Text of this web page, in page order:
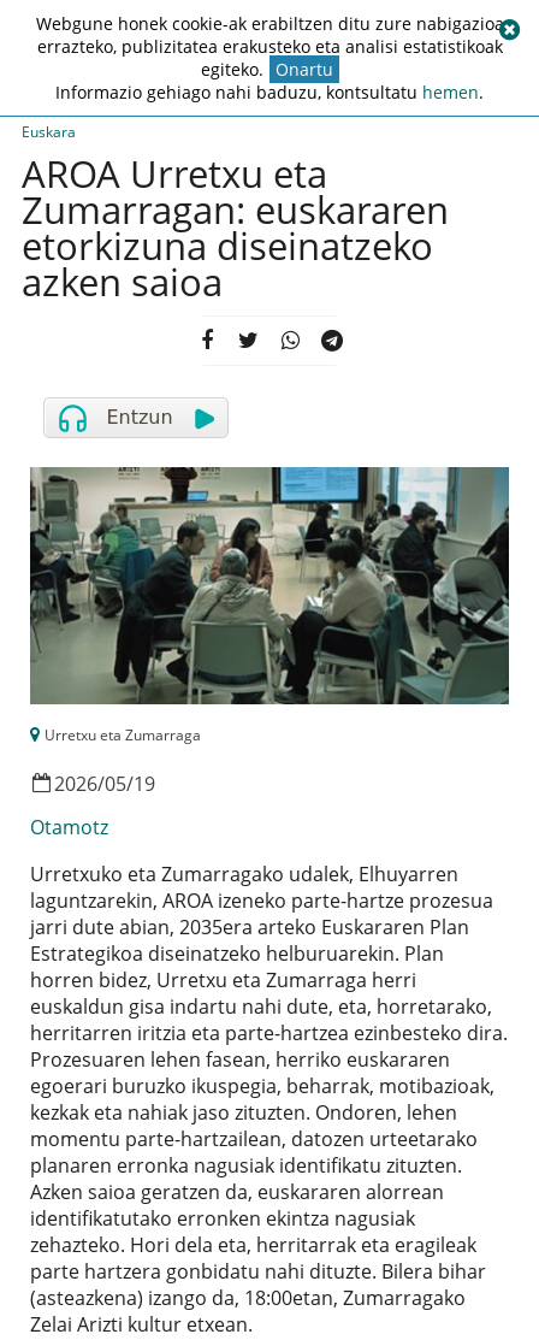
Euskara
AROA Urretxu eta
Zumarragan: euskararen
etorkizuna diseinatzeko
azken saioa
Urretxu eta Zumarraga
2026/05/19
Otamotz
Urretxuko eta Zumarragako udalek, Elhuyarren
laguntzarekin, AROA izeneko parte-hartze prozesua
jarri dute abian, 2035era arteko Euskararen Plan
Estrategikoa diseinatzeko helburuarekin. Plan
horren bidez, Urretxu eta Zumarraga herri
euskaldun gisa indartu nahi dute, eta, horretarako,
herritarren iritzia eta parte-hartzea ezinbesteko dira.
Prozesuaren lehen fasean, herriko euskararen
egoerari buruzko ikuspegia, beharrak, motibazioak,
kezkak eta nahiak jaso zituzten. Ondoren, lehen
momentu parte-hartzailean, datozen urteetarako
planaren erronka nagusiak identifikatu zituzten.
Azken saioa geratzen da, euskararen alorrean
identifikatutako erronken ekintza nagusiak
zehazteko. Hori dela eta, herritarrak eta eragileak
parte hartzera gonbidatu nahi dituzte. Bilera bihar
(asteazkena) izango da, 18:00etan, Zumarragako
Zelai Arizti kultur etxean.
Webgune honek cookie-ak erabiltzen ditu zure nabigazioa
errazteko, publizitatea erakusteko eta analisi estatistikoak
egiteko. Onartu
Informazio gehiago nahi baduzu, kontsultatu hemen.